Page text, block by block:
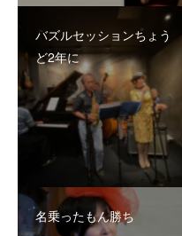
バズルセッションちょう
ど2年に
名乗ったもん勝ち